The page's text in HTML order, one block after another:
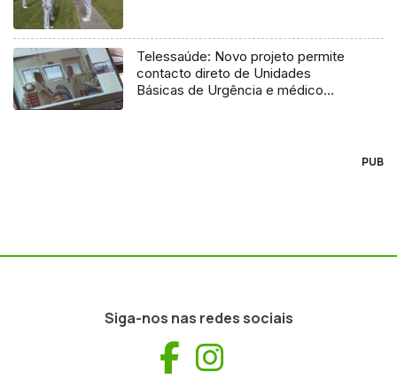
Telessaúde: Novo projeto permite
contacto direto de Unidades
Básicas de Urgência e médico
PUB
Siga-nos nas redes sociais
Facebook